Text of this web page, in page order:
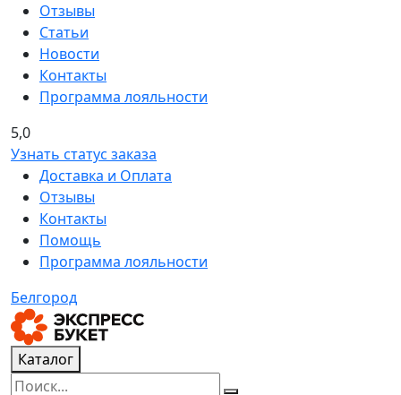
Отзывы
Статьи
Новости
Контакты
Программа лояльности
5,0
Узнать статус заказа
Доставка и Оплата
Отзывы
Контакты
Помощь
Программа лояльности
Белгород
Каталог